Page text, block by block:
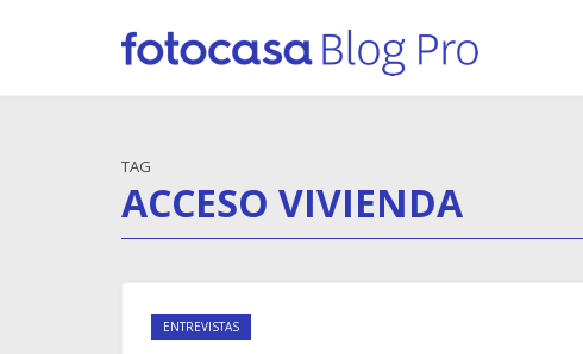
TAG
ACCESO VIVIENDA
ENTREVISTAS